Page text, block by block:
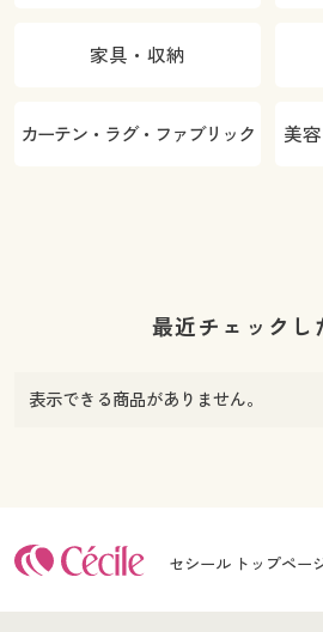
家具・収納
カーテン・ラグ・ファブリック 美
最近チェックし
表示できる商品がありません。
セシール トップペー